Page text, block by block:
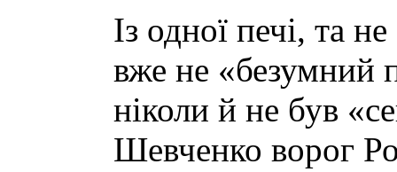
Із одної печі, та
вже не «безумний
ніколи й не був
Шевченко ворог